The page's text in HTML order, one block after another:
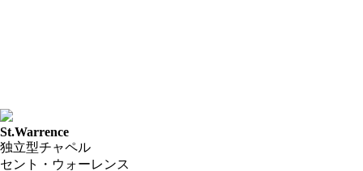
St.Warrence
独立型チャペル
セント・ウォーレンス